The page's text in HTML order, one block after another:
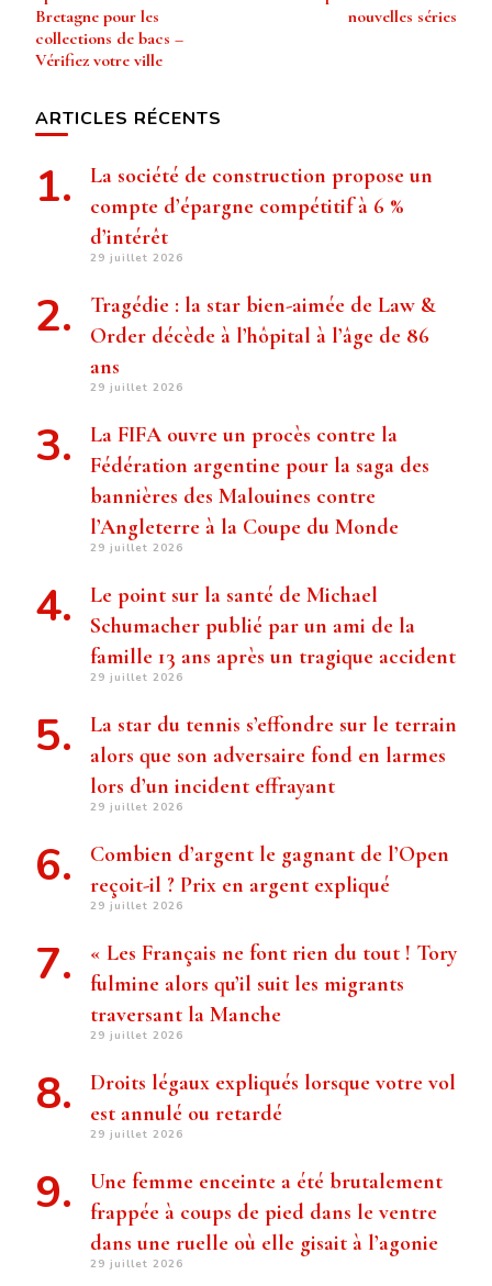
Bretagne pour les
collections de bacs –
Vérifiez votre ville
nouvelles séries
ARTICLES RÉCENTS
La société de construction propose un
compte d’épargne compétitif à 6 %
d’intérêt
29 juillet 2026
Tragédie : la star bien-aimée de Law &
Order décède à l’hôpital à l’âge de 86
ans
29 juillet 2026
La FIFA ouvre un procès contre la
Fédération argentine pour la saga des
bannières des Malouines contre
l’Angleterre à la Coupe du Monde
29 juillet 2026
Le point sur la santé de Michael
Schumacher publié par un ami de la
famille 13 ans après un tragique accident
29 juillet 2026
La star du tennis s’effondre sur le terrain
alors que son adversaire fond en larmes
lors d’un incident effrayant
29 juillet 2026
Combien d’argent le gagnant de l’Open
reçoit-il ? Prix ​​en argent expliqué
29 juillet 2026
« Les Français ne font rien du tout ! Tory
fulmine alors qu’il suit les migrants
traversant la Manche
29 juillet 2026
Droits légaux expliqués lorsque votre vol
est annulé ou retardé
29 juillet 2026
Une femme enceinte a été brutalement
frappée à coups de pied dans le ventre
dans une ruelle où elle gisait à l’agonie
29 juillet 2026